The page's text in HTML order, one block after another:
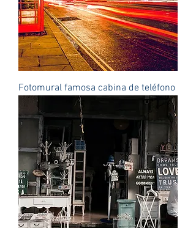
Fotomural famosa cabina de teléfono